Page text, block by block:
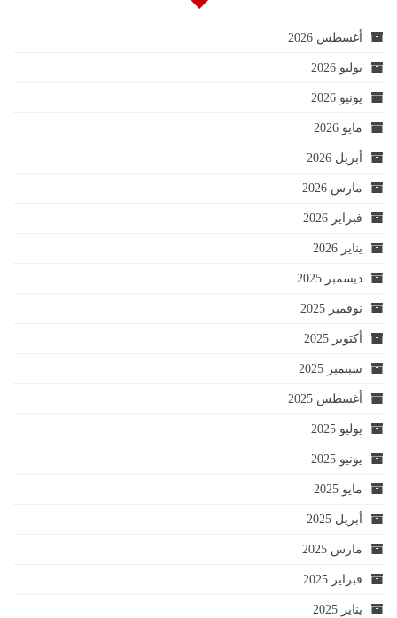
أغسطس 2026
يوليو 2026
يونيو 2026
مايو 2026
أبريل 2026
مارس 2026
فبراير 2026
يناير 2026
ديسمبر 2025
نوفمبر 2025
أكتوبر 2025
سبتمبر 2025
أغسطس 2025
يوليو 2025
يونيو 2025
مايو 2025
أبريل 2025
مارس 2025
فبراير 2025
يناير 2025